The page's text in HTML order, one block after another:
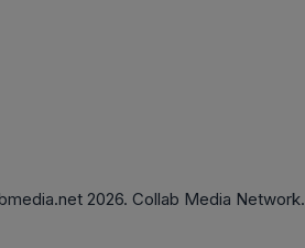
2026. Collab Media Network.